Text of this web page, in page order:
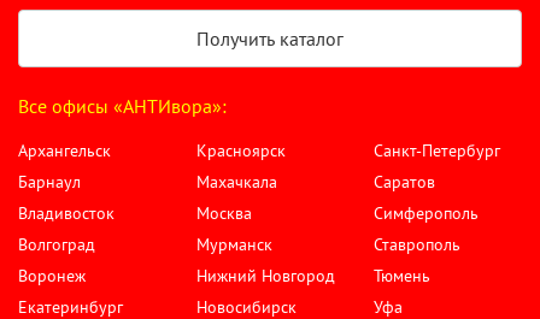
Получить каталог
Все офисы «АНТИвора»:
Архангельск
Барнаул
Владивосток
Волгоград
Воронеж
Екатеринбург
Красноярск
Махачкала
Москва
Мурманск
Нижний Новгород
Новосибирск
Санкт-Петербург
Саратов
Симферополь
Ставрополь
Тюмень
Уфа